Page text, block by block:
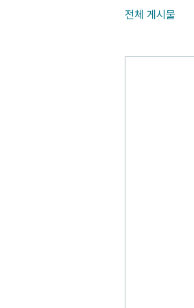
전체 게시물